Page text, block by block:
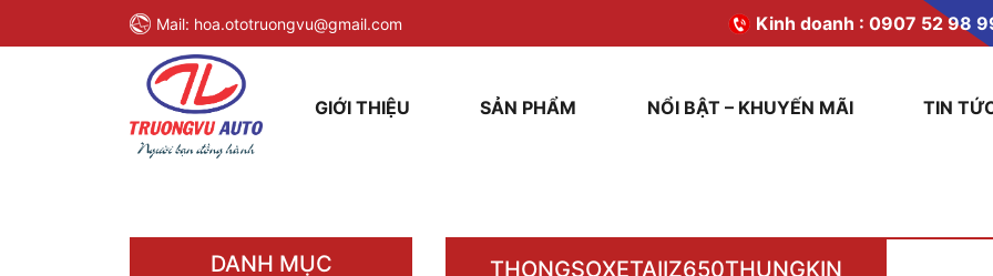
Mail: hoa.ototruongvu@gmail.com Kinh doanh : 0907 52 98
GIỚI THIỆU SẢN PHẨM NỔI BẬT – KHUYẾN MÃI TIN
DANH MỤC THONGSOXETAIIZ650THUNGKIN